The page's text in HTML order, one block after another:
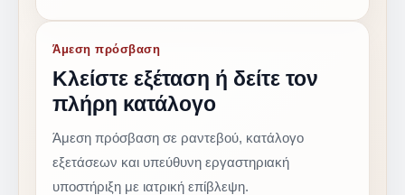
Άμεση πρόσβαση
Κλείστε εξέταση ή δείτε τον
πλήρη κατάλογο
Άμεση πρόσβαση σε ραντεβού, κατάλογο
εξετάσεων και υπεύθυνη εργαστηριακή
υποστήριξη με ιατρική επίβλεψη.